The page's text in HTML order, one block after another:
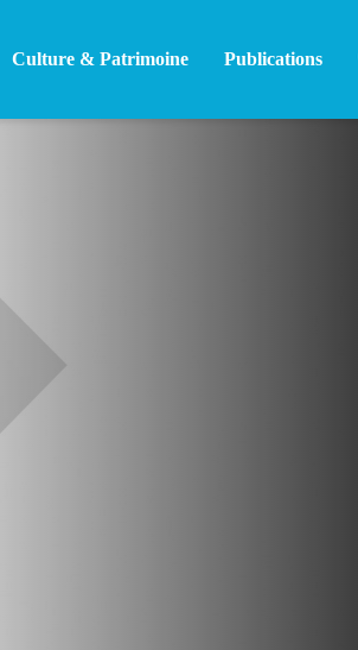
Culture & Patrimoine Publications